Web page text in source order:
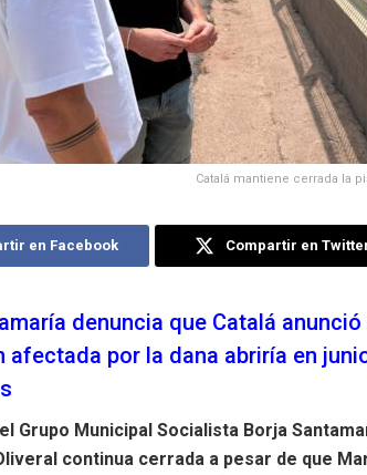
Catalá mantiene cerrada la
en Facebook Compartir en
denuncia que Catalá
afectada por la dana abriría en
Grupo Municipal Socialista Borja
continua cerrada a pesar de que